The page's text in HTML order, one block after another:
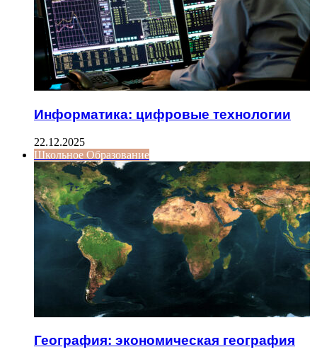
Информатика: цифровые технологии
22.12.2025
Школьное Образование
География: экономическая география